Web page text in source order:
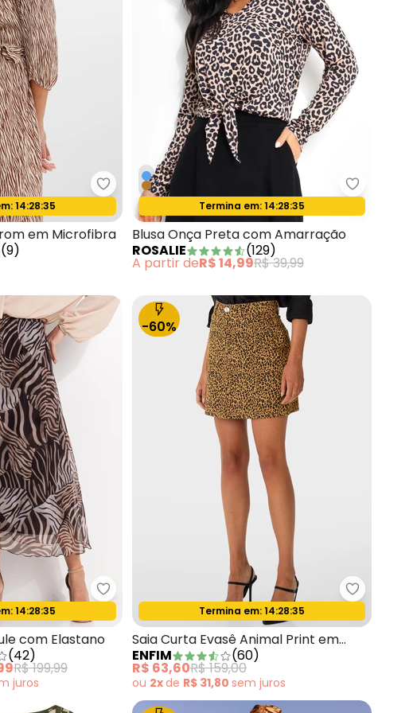
Print em Tule com Elastanobonprix - Vestido Zebra Marrom em Microfibra
14:28:33
em Microfibra
(9)
Rosalie -
Oferta relâmpago
Termina em:14:28:33
Blusa Onça Preta com Amarração
ROSALIE
(129)
A partir deR$ 14,99R$ 39,99
Onça MarromQuintess - Saia Marrom em Tule com Elastano
14:28:33
com Elastano
(42)
R$ 199,99
juros
-60%
Enfim -
Oferta relâmpago
Termina em:14:28:33
Saia Curta Evasê Animal Print em
Sarja Bege
ENFIM (60)
R$ 63,60R$ 159,00
ou 2xde R$ 31,80 sem juros